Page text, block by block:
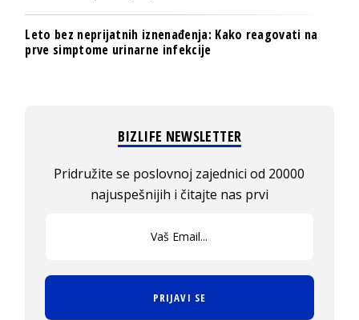
Leto bez neprijatnih iznenađenja: Kako reagovati na
prve simptome urinarne infekcije
BIZLIFE NEWSLETTER
Pridružite se poslovnoj zajednici od 20000
najuspešnijih i čitajte nas prvi
PRIJAVI SE